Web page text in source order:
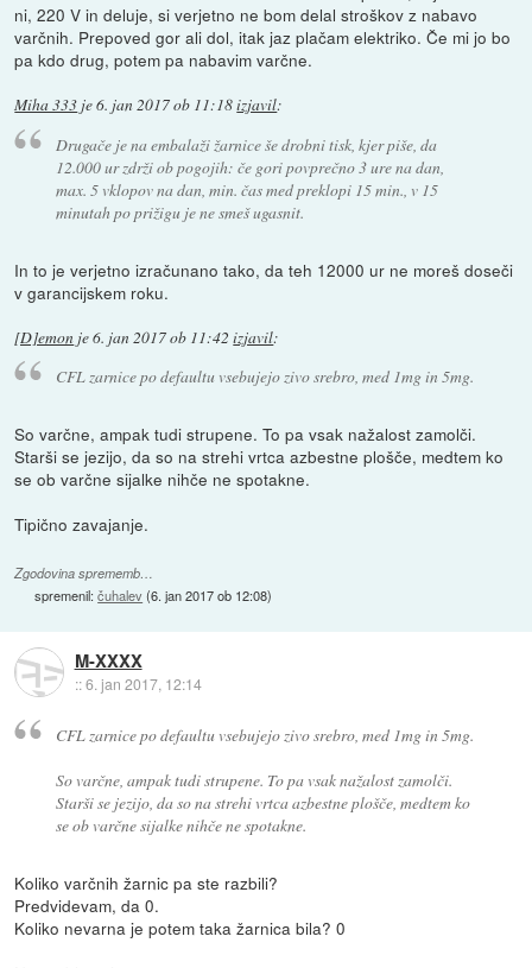
ni, 220 V in deluje, si verjetno ne bom delal stroškov z nabavo
varčnih. Prepoved gor ali dol, itak jaz plačam elektriko. Če mi jo bo
pa kdo drug, potem pa nabavim varčne.
Miha 333 je6. jan 2017 ob 11:18izjavil:
Drugače je na embalaži žarnice še drobni tisk, kjer piše, da
12.000 ur zdrži ob pogojih: če gori povprečno 3 ure na dan,
max. 5 vklopov na dan, min. čas med preklopi 15 min., v 15
minutah po prižigu je ne smeš ugasnit.
In to je verjetno izračunano tako, da teh 12000 ur ne moreš doseči
v garancijskem roku.
[D]emon je6. jan 2017 ob 11:42 izjavil:
CFL zarnice po defaultu vsebujejo zivo srebro, med 1mg in 5mg.
So varčne, ampak tudi strupene. To pa vsak nažalost zamolči.
Starši se jezijo, da so na strehi vrtca azbestne plošče, medtem ko
se ob varčne sijalke nihče ne spotakne.
Tipično zavajanje.
Zgodovina sprememb…
spremenil:čuhalev(6. jan 2017 ob 12:08)
M-XXXX
::6. jan 2017, 12:14
CFL zarnice po defaultu vsebujejo zivo srebro, med 1mg in 5mg.
So varčne, ampak tudi strupene. To pa vsak nažalost zamolči.
Starši se jezijo, da so na strehi vrtca azbestne plošče, medtem ko
se ob varčne sijalke nihče ne spotakne.
Koliko varčnih žarnic pa ste razbili?
Predvidevam, da 0.
Koliko nevarna je potem taka žarnica bila? 0